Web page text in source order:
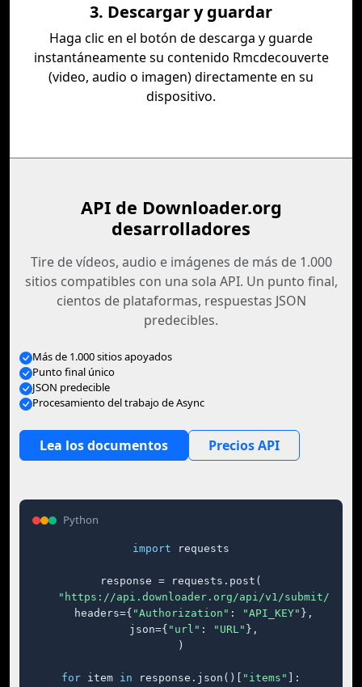
3. Descargar y guardar
Haga clic en el botón de descarga y guarde
instantáneamente su contenido Rmcdecouverte
(video, audio o imagen) directamente en su
dispositivo.
API de Downloader.org
desarrolladores
Tire de vídeos, audio e imágenes de más de 1.000
sitios compatibles con una sola API. Un punto final,
cientos de plataformas, respuestas JSON
predecibles.
Más de 1.000 sitios apoyados
Punto final único
JSON predecible
Procesamiento del trabajo de Async
Lea los documentos Precios API
Python
import requests
response = requests.post(
"https://api.downloader.org/api/v1/submit/"
    headers={
"Authorization" : "API_KEY" },
    json={
"url" : "URL" },
)
for item in response.json()[ "items" ]: